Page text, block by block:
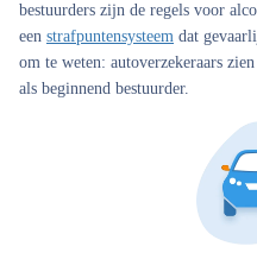
bestuurders zijn de regels voor
een strafpuntensysteem dat
om te weten: autoverzekeraars
als beginnend bestuurder.